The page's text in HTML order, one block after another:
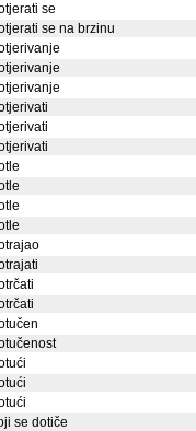
se
se na brzinu
se dotiče